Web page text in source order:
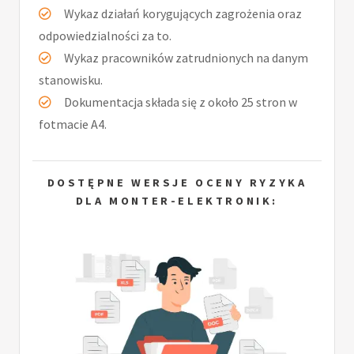
Wykaz działań korygujących zagrożenia oraz
odpowiedzialności za to.
Wykaz pracowników zatrudnionych na danym
stanowisku.
Dokumentacja składa się z około 25 stron w
fotmacie A4.
DOSTĘPNE WERSJE OCENY RYZYKA
DLA MONTER-ELEKTRONIK: